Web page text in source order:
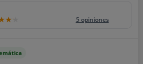
5 opiniones